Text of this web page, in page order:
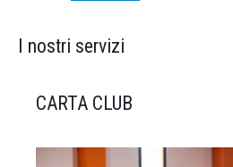
I nostri servizi
CARTA CLUB